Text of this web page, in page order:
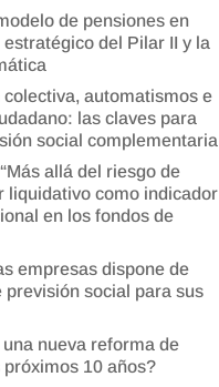
de pensiones en
del Pilar II y la
colectiva, automatismos e
las claves para
social complementaria
allá del riesgo de
liquidativo como indicador
en los fondos de
empresas dispone de
previsión social para sus
nueva reforma de
10 años?